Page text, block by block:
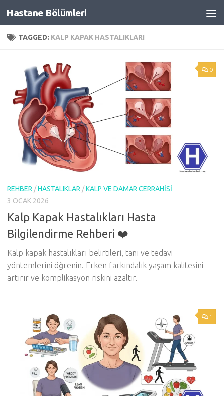
Skip to content
Hastane Bölümleri
TAGGED: KALP KAPAK HASTALIKLARI
0
REHBER /HASTALIKLAR /KALP VE DAMAR CERRAHISI
3 OCAK 2026
Kalp Kapak Hastalıkları Hasta
Bilgilendirme Rehberi ❤️
Kalp kapak hastalıkları belirtileri, tanı ve tedavi
yöntemlerini öğrenin. Erken farkındalık yaşam kalitesini
artırır ve komplikasyon riskini azaltır.
1